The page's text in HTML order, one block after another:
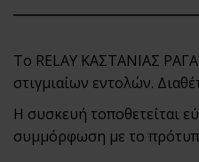
Το RELAY ΚΑΣΤΑΝΙΑΣ
στιγμιαίων εντολών.
Η συσκευή τοποθετείται
συμμόρφωση με το